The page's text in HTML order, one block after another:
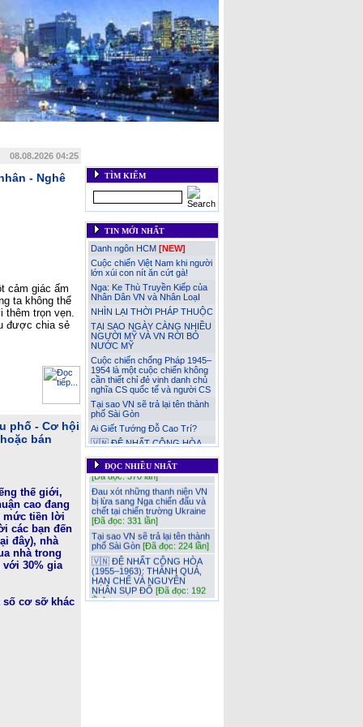
08.08.2026 04:25
- Nghê
cảm giác ấm
ta không thể
trọn vẹn.
được chia sẻ
phố - Cơ hội
bán
thế giới,
cao đang
mức tiền lời
các bạn đến
đây), nhà
nhà trong
với 30% gia
số cơ sỡ khác
TÌM KIẾM
TIN MỚI NHẤT
Danh ngôn HCM [NEW]
Cuộc chiến Việt Nam khi người
lớn xúi con nít ăn cứt gà!
Nga: Ke Thù Truyền Kiếp của
Nhân Dân VN và Nhân LoạI
NHÌN LẠI THỜI PHÁP THUỘC
TẠI SAO NGÀY CÀNG NHIỀU
NGƯỜI MỸ VÀ VN RỜI BỎ
NƯỚC MỸ
Cuộc chiến chống Pháp 1945–
1954 là một cuộc chiến không
cần thiết chỉ đẻ vinh danh chủ
nghĩa CS quốc tế và người CS
Tại sao VN sẽ trả lại tên thành
phố Sài Gòn
Ai Giết Tướng Đỗ Cao Trí?
🇻🇳 ĐỆ NHẤT CỘNG HÒA
HẠN CHẾ VÀ NGUYÊN NHÂN
SỤP ĐỔ
Nhân đạo là một phần của sức
mạnh quốc gia!
Đau xót những thanh niện VN
bị lừa sang Nga chiến đấu và
chết tại chiến trường Ukraine
Việt Nam lên án chủ nghĩa
khủng bố dưới mọi hình thức
ĐÒI CÔNG LÝ CHO NẠN
NHÂN CHẤT ĐỘC DA
CAM/DIOXIN VIỆT NAM
Thêm nhận thức về 6 chữ ‘Độc
ĐỌC NHIỀU NHẤT
Thêm nhận thức về 6 chữ
‘Độc lập-Tự do-Hạnh phúc’
trong Quốc hiệu CHXHCN Việt
Nam [Đã đọc: 519 lần]
ĐÒI CÔNG LÝ CHO NẠN
NHÂN CHẤT ĐỘC DA
CAM/DIOXIN VIỆT NAM
đọc: 502 lần]
Việt Nam lên án chủ nghĩa
khủng bố dưới mọi hình thức
[Đã đọc: 370 lần]
Đau xót những thanh niện VN
bị lừa sang Nga chiến đấu và
chết tại chiến trường Ukraine
[Đã đọc: 331 lần]
Tại sao VN sẽ trả lại tên thành
phố Sài Gòn [Đã đọc: 224 lần]
🇻🇳 ĐỆ NHẤT CỘNG HÒA
(1955–1963): THÀNH QUẢ,
HẠN CHẾ VÀ NGUYÊN
NHÂN SỤP ĐỔ [Đã đọc: 192
lần]
Ai Giết Tướng Đỗ Cao Trí?